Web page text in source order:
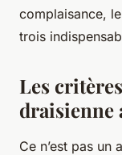
complaisance,
trois
Les
draisienne
Ce n’est pas un